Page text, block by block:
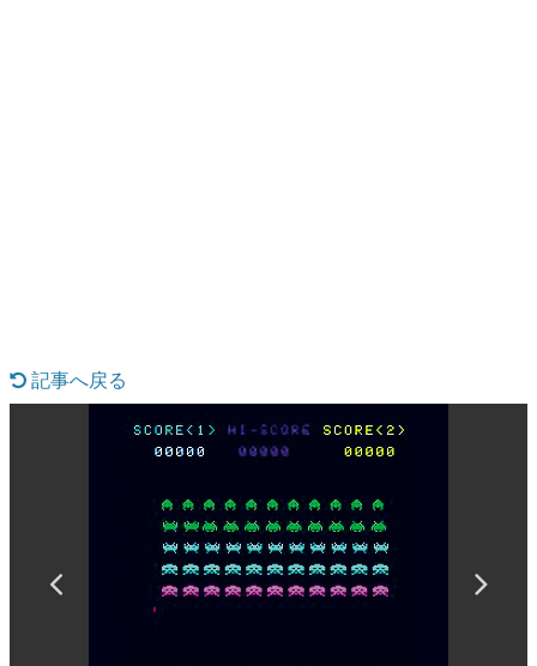
マンガ
電ファミニコゲーマーとは？
記事へ戻る